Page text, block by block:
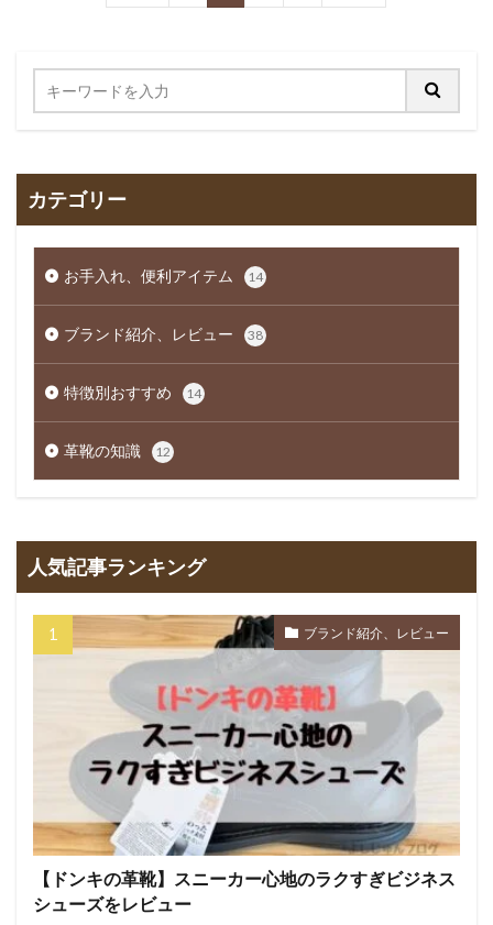
カテゴリー
お手入れ、便利アイテム 14
ブランド紹介、レビュー 38
特徴別おすすめ 14
革靴の知識 12
人気記事ランキング
ブランド紹介、レビュー
【ドンキの革靴】スニーカー心地のラクすぎビジネス
シューズをレビュー